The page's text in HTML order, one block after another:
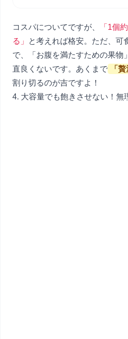
コスパについてですが、
「1個
る」
と考えれば格安。ただ、可
で、「お腹を満たすための果物
直良くないです。あくまで
「
割り切るのが吉ですよ！
4. 大容量でも飽きさせない！無